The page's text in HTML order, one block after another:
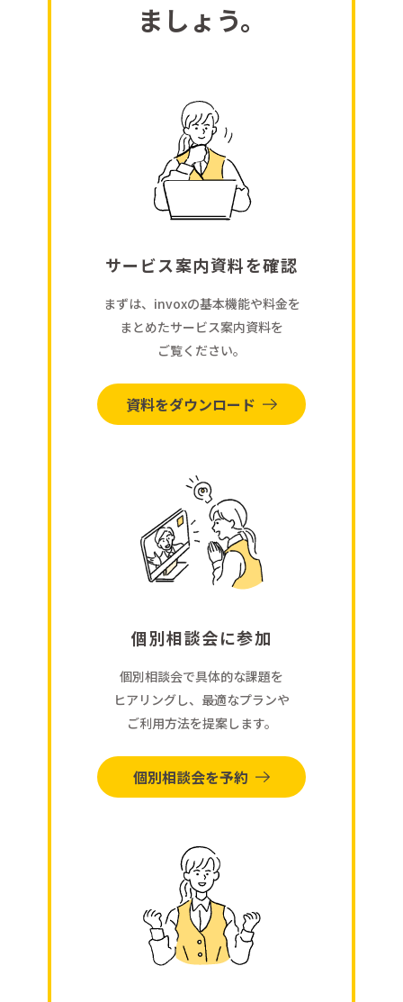
ましょう。
サービス案内資料を確認
まずは、invoxの基本機能や料金を
まとめたサービス案内資料を
ご覧ください。
資料をダウンロード
個別相談会に参加
個別相談会で具体的な課題を
ヒアリングし、最適なプランや
ご利用方法を提案します。
個別相談会を予約